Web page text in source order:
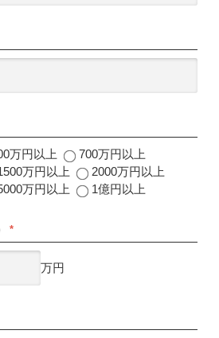
万円以上
700万円以上
万円以上
2000万円以上
万円以上 1億円以上
*
万円